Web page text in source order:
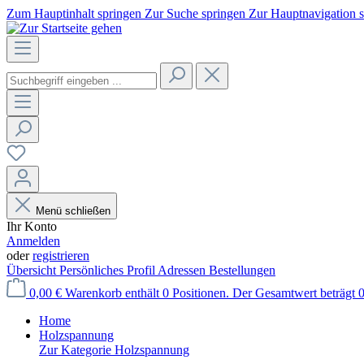
Zum Hauptinhalt springen Zur Suche springen Zur Hauptnavigation
Menü schließen
Ihr Konto
Anmelden
oderregistrieren
Übersicht Persönliches Profil Adressen Bestellungen
0,00 € Warenkorb enthält 0 Positionen. Der Gesamtwert beträgt
Home
Holzspannung
Zur Kategorie Holzspannung